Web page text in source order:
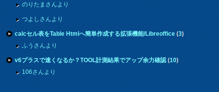
のりたまさんより
つよしさんより
calcセル表をTable Htmlへ簡単作成する拡張機能/Libreoffice(3)
ふうさんより
v6プラスで速くなるか？TOOL計測結果でアップ余力確認(10)
106さんより